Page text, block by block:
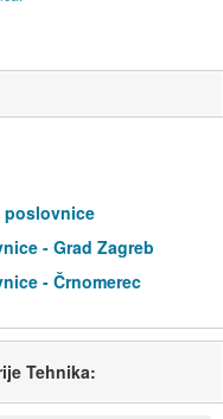
poslovnice
- Grad Zagreb
- Črnomerec
Tehnika: